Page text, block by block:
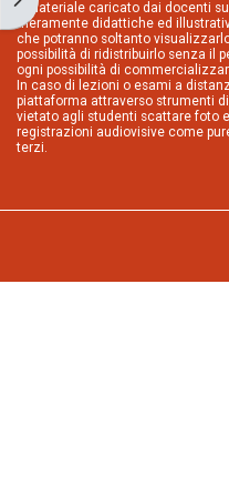
Il materiale caricato dai docenti
meramente didattiche ed
che potranno soltanto
possibilità di ridistribuirlo senza il
ogni possibilità di
In caso di lezioni o esami a
piattaforma attraverso strumenti
vietato agli studenti scattare foto
registrazioni audiovisive come
terzi.